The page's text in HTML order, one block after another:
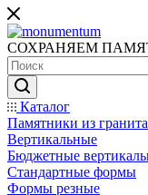
СОХРАНЯЕМ
Каталог
Памятники из гранита
Вертикальные
Бюджетные
Стандартные формы
Формы резные